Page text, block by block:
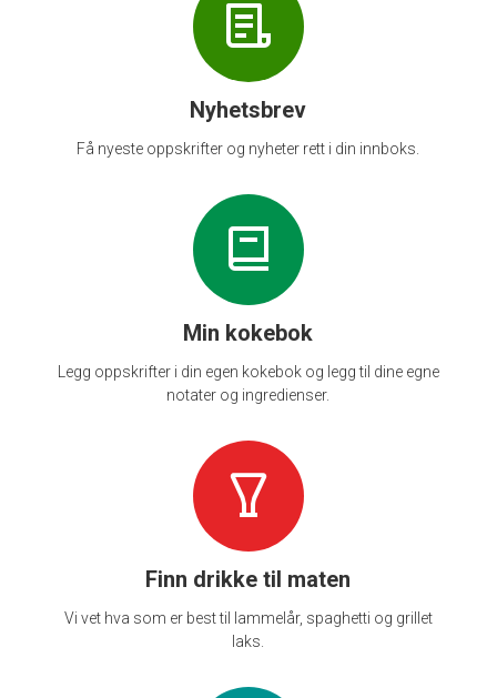
Nyhetsbrev
Få nyeste oppskrifter og nyheter rett i din innboks.
Min kokebok
Legg oppskrifter i din egen kokebok og legg til dine egne
notater og ingredienser.
Finn drikke til maten
Vi vet hva som er best til lammelår, spaghetti og grillet
laks.